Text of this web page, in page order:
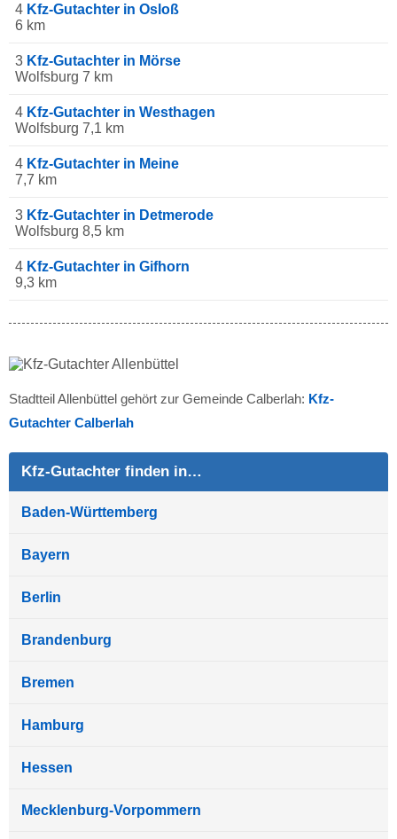
4 Kfz-Gutachter in Osloß
6 km
3 Kfz-Gutachter in Mörse
Wolfsburg 7 km
4 Kfz-Gutachter in Westhagen
Wolfsburg 7,1 km
4 Kfz-Gutachter in Meine
7,7 km
3 Kfz-Gutachter in Detmerode
Wolfsburg 8,5 km
4 Kfz-Gutachter in Gifhorn
9,3 km
Stadtteil Allenbüttel gehört zur Gemeinde Calberlah: Kfz-
Gutachter Calberlah
Kfz-Gutachter finden in…
Baden-Württemberg
Bayern
Berlin
Brandenburg
Bremen
Hamburg
Hessen
Mecklenburg-Vorpommern